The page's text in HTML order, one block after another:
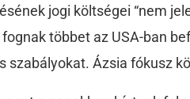
jogi költségei “nem
többet az USA-ban
szabályokat. Ázsia fókusz